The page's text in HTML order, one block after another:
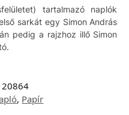
tartalmazó naplók
sarkát egy Simon András
pedig a rajzhoz illő Simon
20864
, Papír